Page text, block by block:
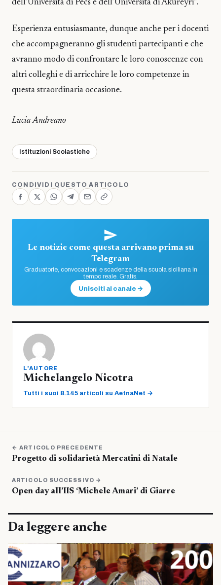
dell’Università di Pécs e dell’Università di Akureyri”.
Esperienza entusiasmante, dunque anche per i docenti
che accompagneranno gli studenti partecipanti e che
avranno modo di confrontare le loro conoscenze con
altri colleghi e di arricchire le loro competenze in
questa straordinaria occasione.
Lucia Andreano
Istituzioni Scolastiche
CONDIVIDI QUESTO ARTICOLO
Le notizie come questa arrivano prima su
Telegram
Graduatorie, convocazioni e scadenze della scuola siciliana in
tempo reale. Gratis.
Unisciti al canale →
L'AUTORE
Michelangelo Nicotra
Tutti i suoi 8.145 articoli su AetnaNet →
← ARTICOLO PRECEDENTE
Progetto di solidarietà Mercatini di Natale
ARTICOLO SUCCESSIVO →
Open day all’IIS ‘Michele Amari’ di Giarre
Da leggere anche